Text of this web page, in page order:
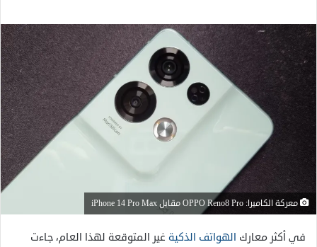
معركة الكاميرا: OPPO Reno8 Pro مقابل iPhone 14 Pro Max
في أكثر معارك الهواتف الذكية غير المتوقعة لهذا العام، جاءت